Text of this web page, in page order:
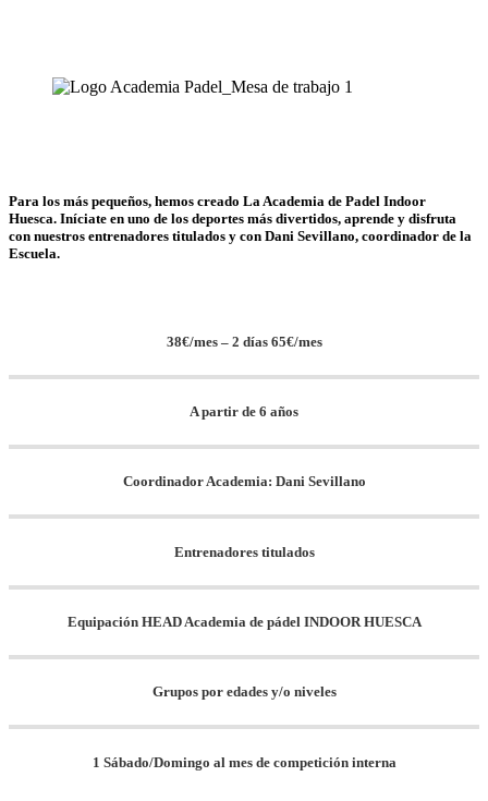
Para los más pequeños, hemos creado La Academia de Padel Indoor
Huesca. Iníciate en uno de los deportes más divertidos, aprende y disfruta
con nuestros entrenadores titulados y con Dani Sevillano, coordinador de la
Escuela.
38€/mes – 2 días 65€/mes
A partir de 6 años
Coordinador Academia: Dani Sevillano
Entrenadores titulados
Equipación HEAD Academia de pádel INDOOR HUESCA
Grupos por edades y/o niveles
1 Sábado/Domingo al mes de competición interna